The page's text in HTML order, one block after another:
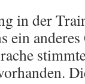
in der
anderes